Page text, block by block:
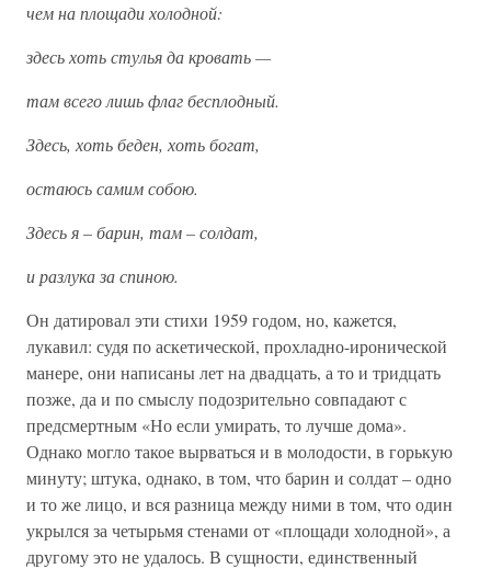
чем на площади холодной:
здесь хоть стулья да кровать —
там всего лишь флаг бесплодный.
Здесь, хоть беден, хоть богат,
остаюсь самим собою.
Здесь я – барин, там – солдат,
и разлука за спиною.
Он датировал эти стихи 1959 годом, но, кажется,
лукавил: судя по аскетической, прохладно-иронической
манере, они написаны лет на двадцать, а то и тридцать
позже, да и по смыслу подозрительно совпадают с
предсмертным «Но если умирать, то лучше дома».
Однако могло такое вырваться и в молодости, в горькую
минуту; штука, однако, в том, что барин и солдат – одно
и то же лицо, и вся разница между ними в том, что один
укрылся за четырьмя стенами от «площади холодной», а
другому это не удалось. В сущности, единственный